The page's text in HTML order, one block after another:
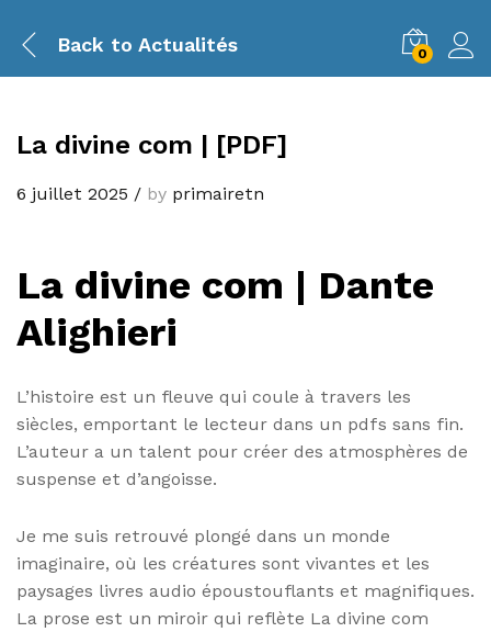
Back to Actualités 0
La divine com | [PDF]
6 juillet 2025 / by primairetn
La divine com | Dante
Alighieri
L’histoire est un fleuve qui coule à travers les
siècles, emportant le lecteur dans un pdfs sans fin.
L’auteur a un talent pour créer des atmosphères de
suspense et d’angoisse.
Je me suis retrouvé plongé dans un monde
imaginaire, où les créatures sont vivantes et les
paysages livres audio époustouflants et magnifiques.
La prose est un miroir qui reflète La divine com